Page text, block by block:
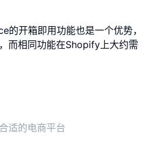
的开箱即用功能也是一个优势，
而相同功能在Shopify上大约需
适的电商平台